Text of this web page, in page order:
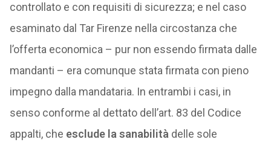
controllato e con requisiti di sicurezza; e nel caso
esaminato dal Tar Firenze nella circostanza che
l’offerta economica – pur non essendo firmata dalle
mandanti – era comunque stata firmata con pieno
impegno dalla mandataria. In entrambi i casi, in
senso conforme al dettato dell’art. 83 del Codice
appalti, che esclude la sanabilità delle sole